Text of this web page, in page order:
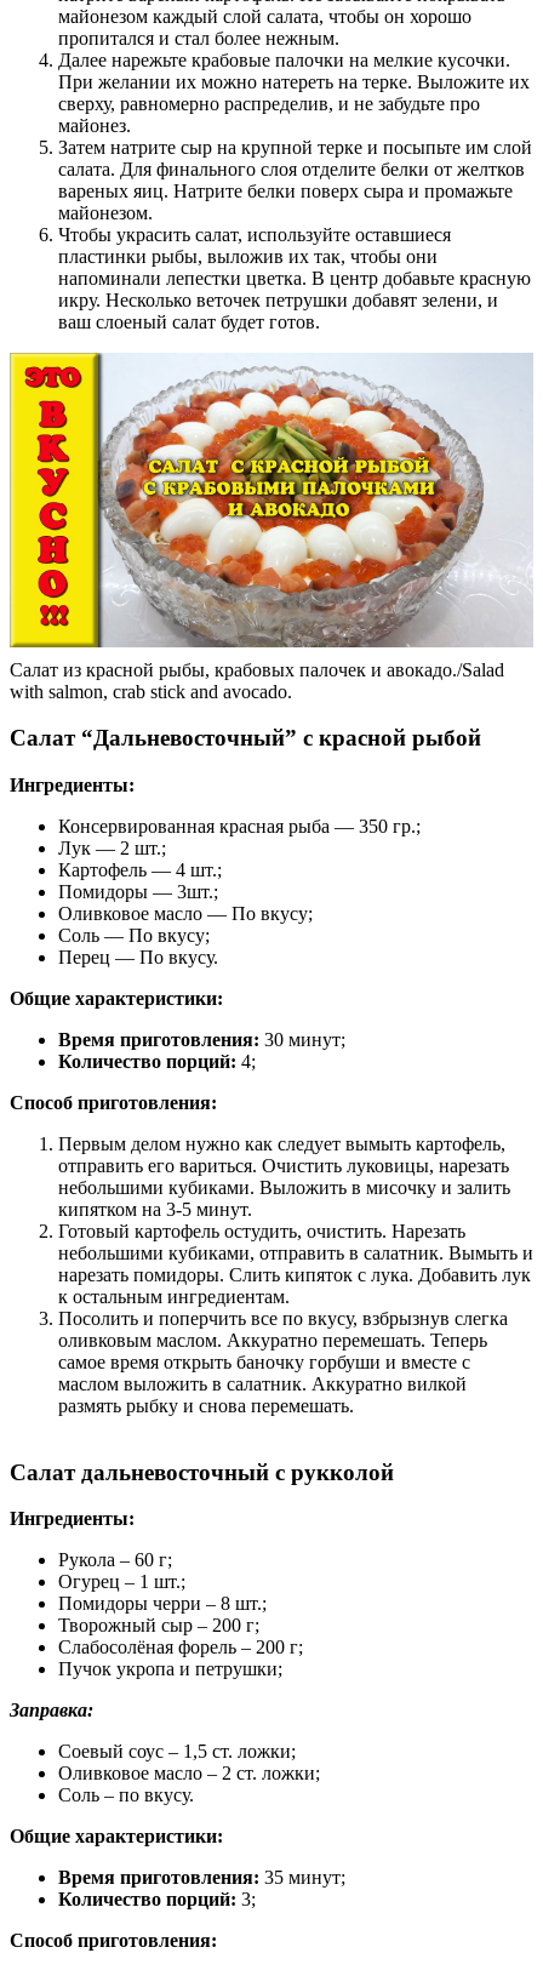
майонезом каждый слой салата, чтобы он хорошо
пропитался и стал более нежным.
Далее нарежьте крабовые палочки на мелкие кусочки.
При желании их можно натереть на терке. Выложите их
сверху, равномерно распределив, и не забудьте про
майонез.
Затем натрите сыр на крупной терке и посыпьте им слой
салата. Для финального слоя отделите белки от желтков
вареных яиц. Натрите белки поверх сыра и промажьте
майонезом.
Чтобы украсить салат, используйте оставшиеся
пластинки рыбы, выложив их так, чтобы они
напоминали лепестки цветка. В центр добавьте красную
икру. Несколько веточек петрушки добавят зелени, и
ваш слоеный салат будет готов.
Салат из красной рыбы, крабовых палочек и авокадо./Salad
with salmon, crab stick and avocado.
Салат “Дальневосточный” с красной рыбой
Ингредиенты:
Консервированная красная рыба — 350 гр.;
Лук — 2 шт.;
Картофель — 4 шт.;
Помидоры — 3шт.;
Оливковое масло — По вкусу;
Соль — По вкусу;
Перец — По вкусу.
Общие характеристики:
Время приготовления: 30 минут;
Количество порций: 4;
Способ приготовления:
Первым делом нужно как следует вымыть картофель,
отправить его вариться. Очистить луковицы, нарезать
небольшими кубиками. Выложить в мисочку и залить
кипятком на 3-5 минут.
Готовый картофель остудить, очистить. Нарезать
небольшими кубиками, отправить в салатник. Вымыть и
нарезать помидоры. Слить кипяток с лука. Добавить лук
к остальным ингредиентам.
Посолить и поперчить все по вкусу, взбрызнув слегка
оливковым маслом. Аккуратно перемешать. Теперь
самое время открыть баночку горбуши и вместе с
маслом выложить в салатник. Аккуратно вилкой
размять рыбку и снова перемешать.
Салат дальневосточный с рукколой
Ингредиенты:
Рукола – 60 г;
Огурец – 1 шт.;
Помидоры черри – 8 шт.;
Творожный сыр – 200 г;
Слабосолёная форель – 200 г;
Пучок укропа и петрушки;
Заправка:
Соевый соус – 1,5 ст. ложки;
Оливковое масло – 2 ст. ложки;
Соль – по вкусу.
Общие характеристики:
Время приготовления: 35 минут;
Количество порций: 3;
Способ приготовления: